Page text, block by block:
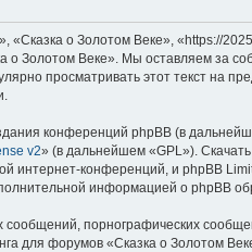
о Золотом Веке», «https://
Золотом Веке». Мы оставляем за
просматривать этот текст на
конференций phpBB (в
v2» (в дальнейшем «GPL»).
интернет-конференций, и phpBB
информацией о phpBB
порнографических
для форумов «Сказка о Золотом